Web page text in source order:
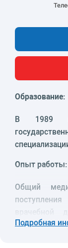
Образование:
В 1989 г.
Опыт работы:
Общий
в Финляндии
Подробная